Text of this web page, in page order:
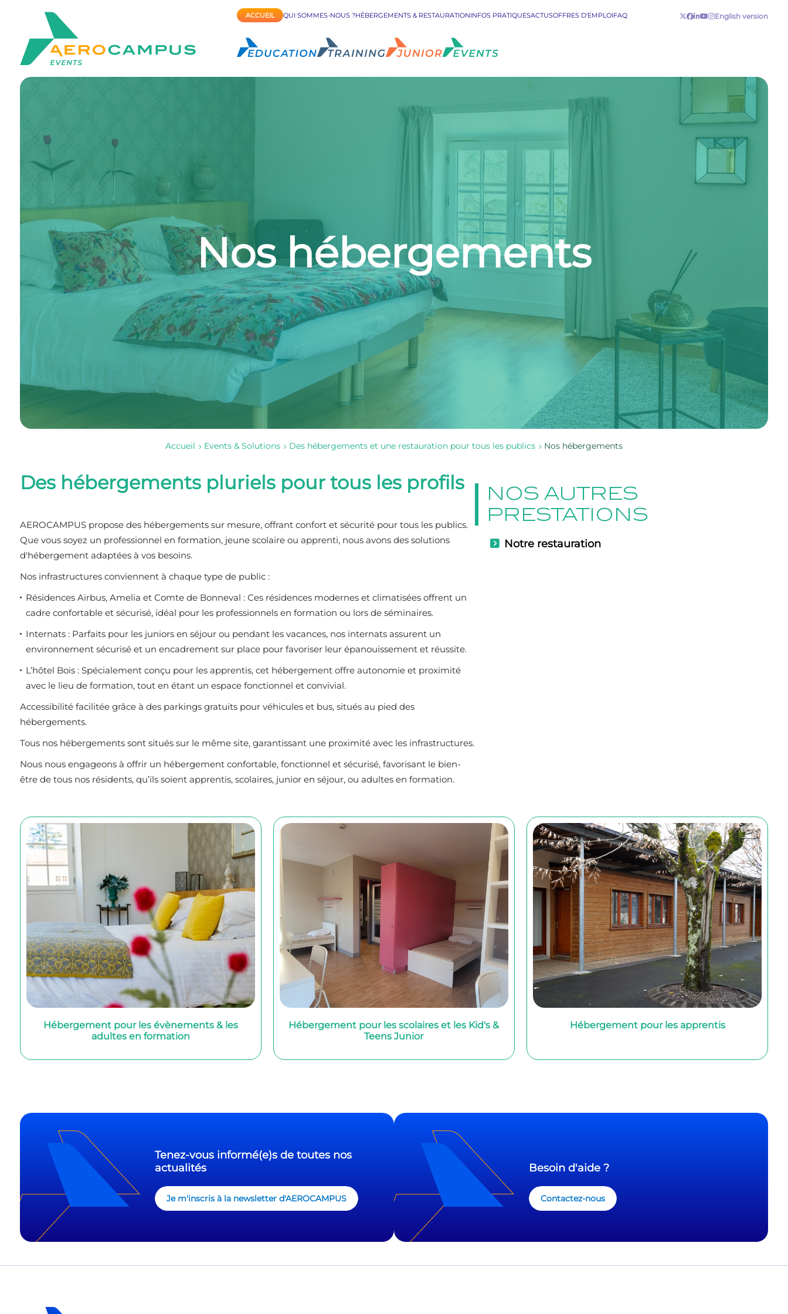
ACCUEIL QUI SOMMES-NOUS ?HÉBERGEMENTS & RESTAURATIONINFOS PRATIQUESACTUSOFFRES D'EMPLOIFAQ English version
Nos hébergements
Accueil Events & Solutions Des hébergements et une restauration pour tous les publics Nos hébergements
Des hébergements pluriels pour tous les profils
AEROCAMPUS propose des hébergements sur mesure, offrant confort et sécurité pour tous les publics.
Que vous soyez un professionnel en formation, jeune scolaire ou apprenti, nous avons des solutions
d'hébergement adaptées à vos besoins.
Nos infrastructures conviennent à chaque type de public :
Résidences Airbus, Amelia et Comte de Bonneval : Ces résidences modernes et climatisées offrent un
cadre confortable et sécurisé, idéal pour les professionnels en formation ou lors de séminaires.
Internats : Parfaits pour les juniors en séjour ou pendant les vacances, nos internats assurent un
environnement sécurisé et un encadrement sur place pour favoriser leur épanouissement et réussite.
L’hôtel Bois : Spécialement conçu pour les apprentis, cet hébergement offre autonomie et proximité
avec le lieu de formation, tout en étant un espace fonctionnel et convivial.
Accessibilité facilitée grâce à des parkings gratuits pour véhicules et bus, situés au pied des
hébergements.
Tous nos hébergements sont situés sur le même site, garantissant une proximité avec les infrastructures.
Nous nous engageons à offrir un hébergement confortable, fonctionnel et sécurisé, favorisant le bien-
être de tous nos résidents, qu’ils soient apprentis, scolaires, junior en séjour, ou adultes en formation.
NOS AUTRES
PRESTATIONS
Notre restauration
Hébergement pour les évènements & les
adultes en formation
Hébergement pour les scolaires et les Kid's &
Teens Junior
Hébergement pour les apprentis
Tenez-vous informé(e)s de toutes nos
actualités
Je m'inscris à la newsletter d'AEROCAMPUS
Besoin d'aide ?
Contactez-nous